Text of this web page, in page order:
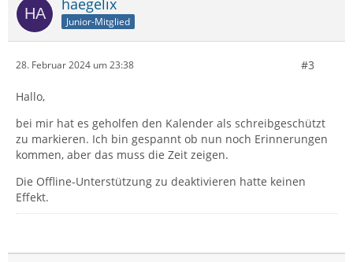
Junior-Mitglied
28. Februar 2024 um 23:38 #3
Hallo,
bei mir hat es geholfen den Kalender als schreibgeschützt
zu markieren. Ich bin gespannt ob nun noch Erinnerungen
kommen, aber das muss die Zeit zeigen.
Die Offline-Unterstützung zu deaktivieren hatte keinen
Effekt.